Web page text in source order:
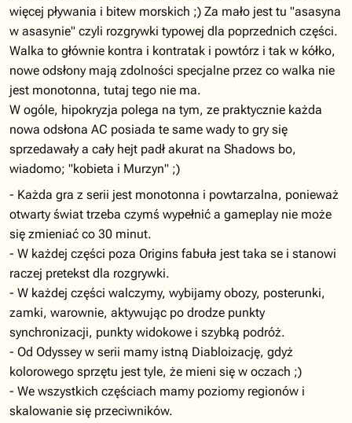
więcej pływania i bitew morskich ;) Za mało jest tu "asasyna
w asasynie" czyli rozgrywki typowej dla poprzednich części.
Walka to głównie kontra i kontratak i powtórz i tak w kółko,
nowe odsłony mają zdolności specjalne przez co walka nie
jest monotonna, tutaj tego nie ma.
W ogóle, hipokryzja polega na tym, ze praktycznie każda
nowa odsłona AC posiada te same wady to gry się
sprzedawały a cały hejt padł akurat na Shadows bo,
wiadomo; "kobieta i Murzyn" ;)
- Każda gra z serii jest monotonna i powtarzalna, ponieważ
otwarty świat trzeba czymś wypełnić a gameplay nie może
się zmieniać co 30 minut.
- W każdej części poza Origins fabuła jest taka se i stanowi
raczej pretekst dla rozgrywki.
- W każdej części walczymy, wybijamy obozy, posterunki,
zamki, warownie, aktywując po drodze punkty
synchronizacji, punkty widokowe i szybką podróż.
- Od Odyssey w serii mamy istną Diabloizację, gdyż
kolorowego sprzętu jest tyle, że mieni się w oczach ;)
- We wszystkich częściach mamy poziomy regionów i
skalowanie się przeciwników.